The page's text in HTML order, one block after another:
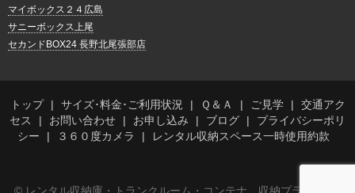
マイボックス２４広島
サニーボックス上尾
セカンドBOX24 長野北尾張部店
トップ サイズ･料金･ご利用状況 Ｑ＆Ａ ご見学
交通アク
セス
お問い合わせ お申し込み ブログ
プライバシーポリ
シー
３６０度カメラ レンタル収納スペース一時使用約款